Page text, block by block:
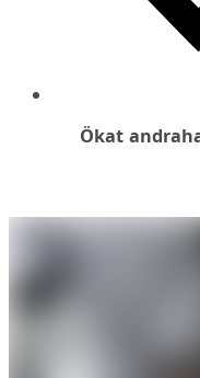
Ökat